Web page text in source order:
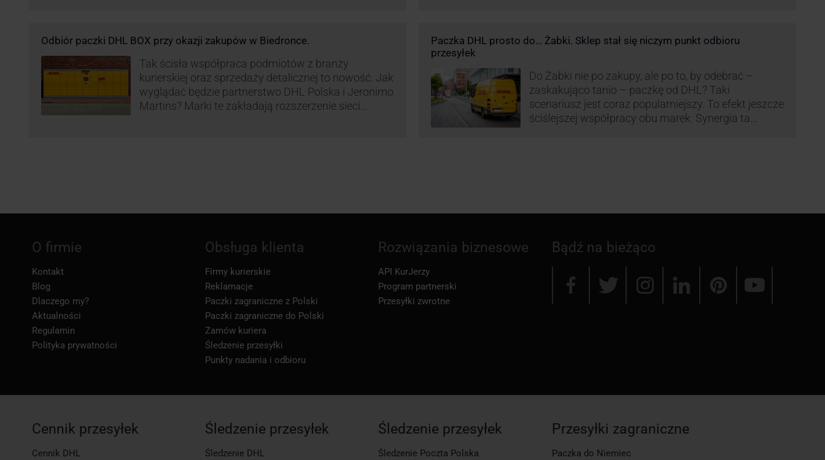
oszukać cyberprzestępcom, którzy próbują
wykorzystać problemy przedsiębiorstw działających
Odbiór paczki DHL BOX przy okazji zakupów w Biedronce.
Tak ścisła współpraca podmiotów z branży
kurierskiej oraz sprzedaży detalicznej to nowość. Jak
wyglądać będzie partnerstwo DHL Polska i Jeronimo
Martins? Marki te zakładają rozszerzenie sieci
Paczka DHL prosto do… Żabki. Sklep stał się niczym punkt odbioru
przesyłek
Do Żabki nie po zakupy, ale po to, by odebrać –
zaskakująco tanio – paczkę od DHL? Taki
scenariusz jest coraz popularniejszy. To efekt jeszcze
ściślejszej współpracy obu marek. Synergia ta
Bądź na bieżąco
O firmie
Kontakt
Blog
Dlaczego my?
Aktualności
Regulamin
Polityka prywatności
Obsługa klienta
Firmy kurierskie
Reklamacje
Paczki zagraniczne z Polski
Paczki zagraniczne do Polski
Zamów kuriera
Śledzenie przesyłki
Punkty nadania i odbioru
Rozwiązania biznesowe
API KurJerzy
Program partnerski
Przesyłki zwrotne
Cennik przesyłek
Cennik DHL
Śledzenie przesyłek
Śledzenie DHL
Śledzenie przesyłek
Śledzenie Poczta Polska
Przesyłki zagraniczne
Paczka do Niemiec